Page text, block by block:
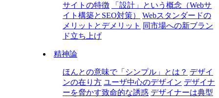
サイトの特徴
「設計」という概念（Webサ
イト構築とSEO対策）
Webスタンダードの
メリットとデメリット 同市場への新ブラン
ド立ち上げ
精神論
ほんとの意味で「シンプル」とは？ デザイ
ンの在り方 ユーザ中心のデザイン デザイナ
ーを脅かす致命的な誘惑 デザイナーは典型